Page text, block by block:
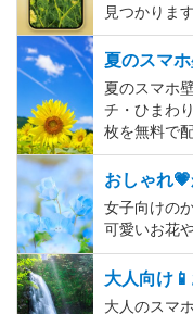
見つかります
夏のスマ
夏のスマホ
チ・ひまわ
枚を無料で
おしゃれ
女子向けの
可愛いお花
大人向け
大人のスマ